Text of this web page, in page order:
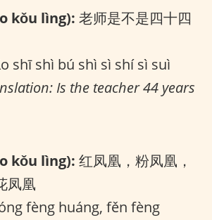
kǒu lìng): 老师是不是四十四
shī shì bú shì sì shí sì suì
Is the teacher 44 years
kǒu lìng): 红凤凰，粉凤凰，
凤凰
fèng huáng, fěn fèng